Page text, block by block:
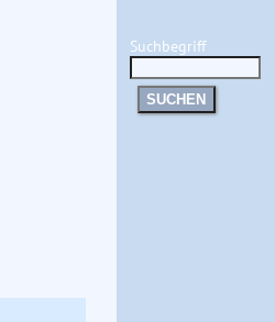
Suchbegriff
SUCHEN